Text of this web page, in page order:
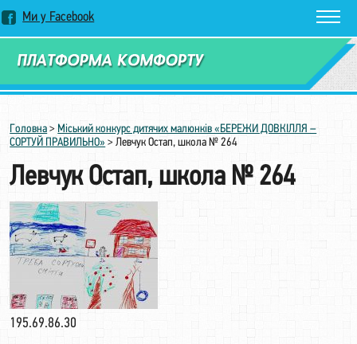
Ми у Facebook
Замовити дзвінок
Головна > Міський конкурс дитячих малюнків «БЕРЕЖИ ДОВКІЛЛЯ –
СОРТУЙ ПРАВИЛЬНО» >Левчук Остап, школа № 264
Левчук Остап, школа № 264
195.69.86.30